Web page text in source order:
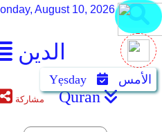
الدين
August 10, 2026
Yẹsday الأمس
مشاركة Quran